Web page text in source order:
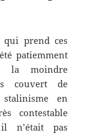
qui prend ces
patiemment
la moindre
couvert de
en
contestable
n’était pas